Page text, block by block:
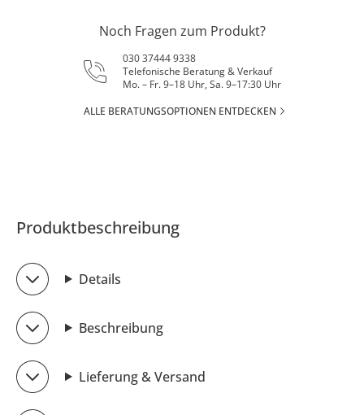
Noch Fragen zum Produkt?
030 37444 9338
Telefonische Beratung & Verkauf
Mo. – Fr. 9–18 Uhr, Sa. 9–17:30 Uhr
ALLE BERATUNGSOPTIONEN ENTDECKEN
Produktbeschreibung
Details
Beschreibung
Lieferung & Versand